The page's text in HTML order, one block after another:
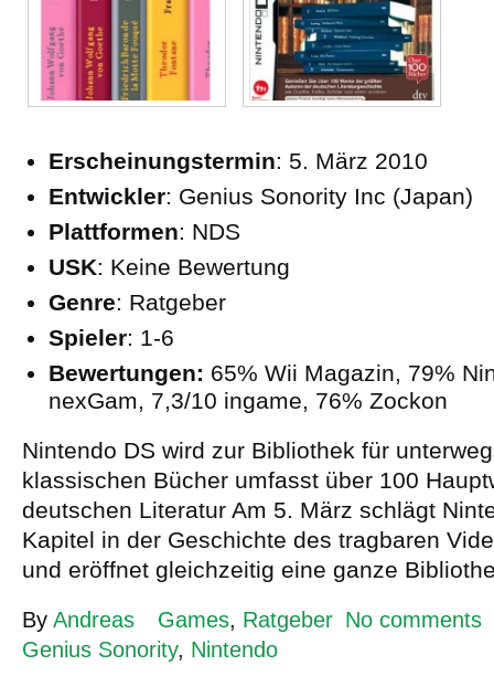
Erscheinungstermin: 5. März 2010
Entwickler: Genius Sonority Inc (Japan)
Plattformen: NDS
USK: Keine Bewertung
Genre: Ratgeber
Spieler: 1-6
Bewertungen: 65% Wii Magazin, 79%
nexGam, 7,3/10 ingame, 76% Zockon
Nintendo DS wird zur Bibliothek für
klassischen Bücher umfasst über 100
deutschen Literatur Am 5. März schlägt
Kapitel in der Geschichte des tragbaren
und eröffnet gleichzeitig eine ganze
By Andreas Games, Ratgeber No comments
Genius Sonority, Nintendo